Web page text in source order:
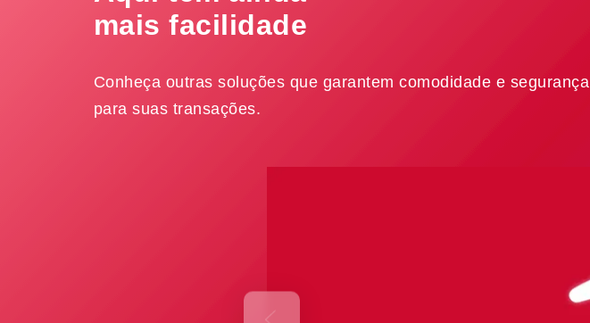
mais facilidade
Conheça outras soluções que garantem comodidade e segurança
para suas transações.